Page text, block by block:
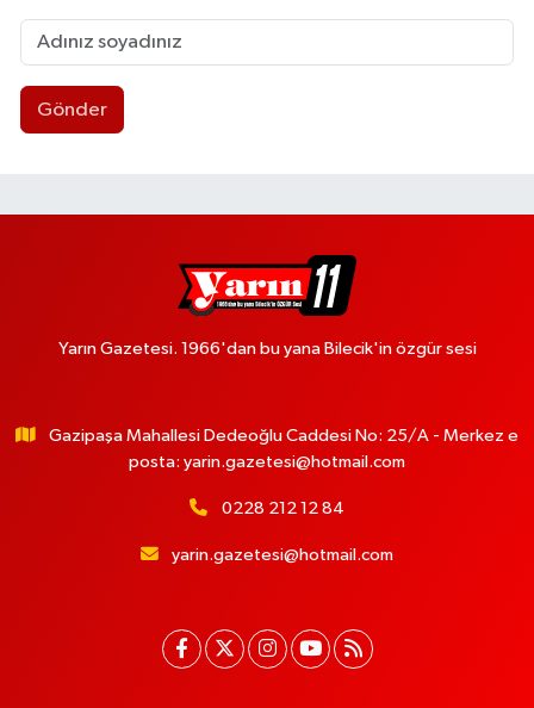
Gönder
Yarın Gazetesi. 1966'dan bu yana Bilecik'in özgür sesi
Gazipaşa Mahallesi Dedeoğlu Caddesi No: 25/A - Merkez e
posta: yarin.gazetesi@hotmail.com
0228 212 12 84
yarin.gazetesi@hotmail.com